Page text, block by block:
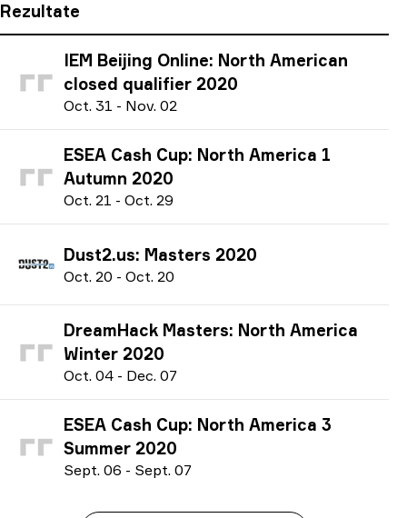
Rezultate
IEM Beijing Online: North American
closed qualifier 2020
Oct. 31 - Nov. 02
ESEA Cash Cup: North America 1
Autumn 2020
Oct. 21 - Oct. 29
Dust2.us: Masters 2020
Oct. 20 - Oct. 20
DreamHack Masters: North America
Winter 2020
Oct. 04 - Dec. 07
ESEA Cash Cup: North America 3
Summer 2020
Sept. 06 - Sept. 07